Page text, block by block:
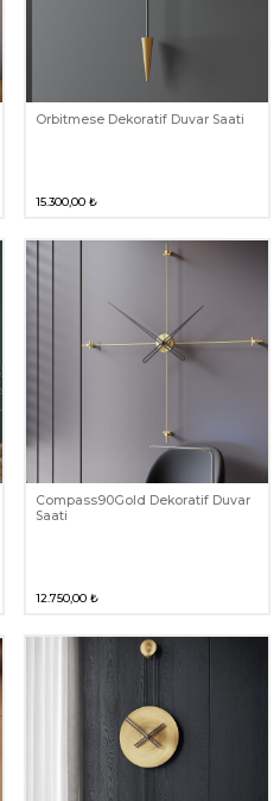
Orbitmese Dekoratif Duvar Saati
15.300,00 ₺
Compass90Gold Dekoratif Duvar
Saati
12.750,00 ₺